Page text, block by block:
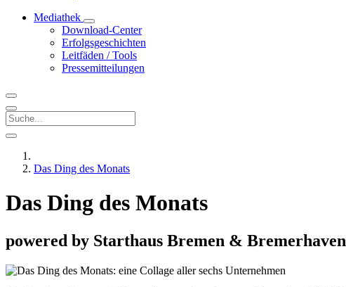
Mediathek
Download-Center
Erfolgsgeschichten
Leitfäden / Tools
Pressemitteilungen
Das Ding des Monats
Das Ding des Monats
powered by Starthaus Bremen & Bremerhaven